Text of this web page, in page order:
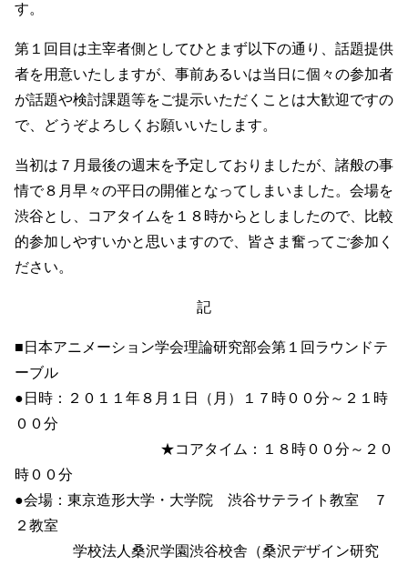
す。
第１回目は主宰者側としてひとまず以下の通り、話題提供
者を用意いたしますが、事前あるいは当日に個々の参加者
が話題や検討課題等をご提示いただくことは大歓迎ですの
で、どうぞよろしくお願いいたします。
当初は７月最後の週末を予定しておりましたが、諸般の事
情で８月早々の平日の開催となってしまいました。会場を
渋谷とし、コアタイムを１８時からとしましたので、比較
的参加しやすいかと思いますので、皆さま奮ってご参加く
ださい。
記
■日本アニメーション学会理論研究部会第１回ラウンドテ
ーブル
●日時：２０１１年８月１日（月）１７時００分～２１時
００分
★コアタイム：１８時００分～２０
時００分
●会場：東京造形大学・大学院 渋谷サテライト教室 ７
２教室
学校法人桑沢学園渋谷校舎（桑沢デザイン研究